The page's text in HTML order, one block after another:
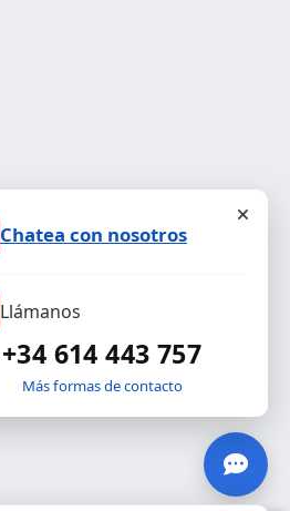
Chatea con nosotros
Llámanos
+34 614 443 757
Más formas de contacto